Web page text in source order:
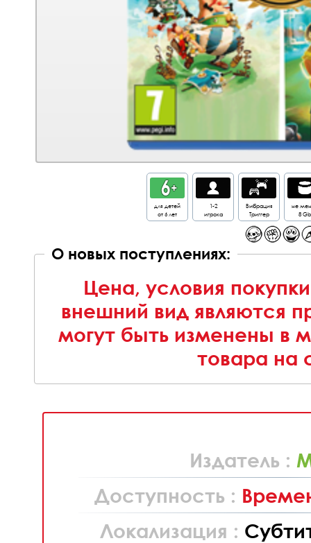
для детей
от 6 лет
1-2
игрока
Вибрация
Триггер
не
8 Gb
О новых поступлениях:
Цена, условия
внешний вид являются
могут быть изменены в
товара на
Издатель :
Доступность :
Локализация :